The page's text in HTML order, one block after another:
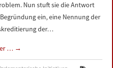
Nun stuft sie die Antwort
ein, eine Nennung der
der…
… →